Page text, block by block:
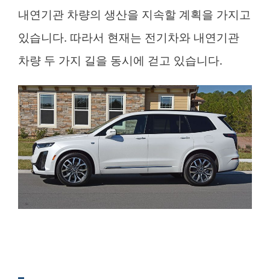
내연기관 차량의 생산을 지속할 계획을 가지고
있습니다. 따라서 현재는 전기차와 내연기관
차량 두 가지 길을 동시에 걷고 있습니다.